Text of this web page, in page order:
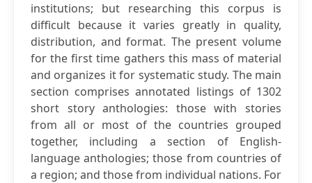
institutions; but researching this corpus is
difficult because it varies greatly in quality,
distribution, and format. The present volume
for the first time gathers this mass of material
and organizes it for systematic study. The main
section comprises annotated listings of 1302
short story anthologies: those with stories
from all or most of the countries grouped
together, including a section of English-
language anthologies; those from countries of
a region; and those from individual nations. For